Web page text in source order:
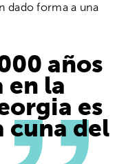
dado forma a una
años
en la
es
cuna del